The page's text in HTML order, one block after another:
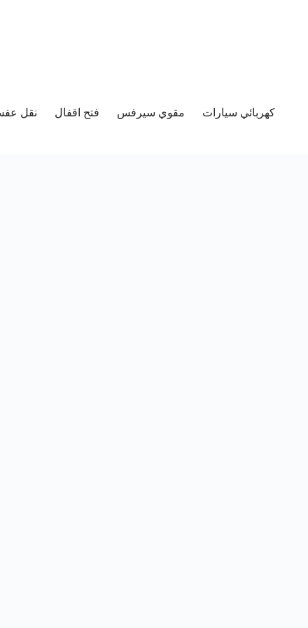
كهربائي سيارات مقوي سيرفس فتح اقفال نقل